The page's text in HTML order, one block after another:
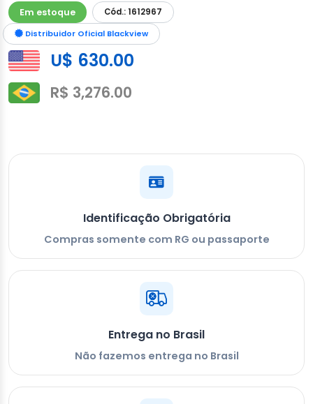
Em estoque
Cód.: 1612967
Distribuidor Oficial Blackview
U$ 630.00
R$ 3,276.00
Identificação Obrigatória
Compras somente com RG ou passaporte
Entrega no Brasil
Não fazemos entrega no Brasil